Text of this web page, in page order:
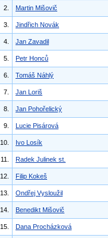
2. Martin Mišovič
3. Jindřich Novák
4. Jan Zavadil
5. Petr Honců
6. Tomáš Náhlý
7. Jan Loriš
8. Jan Pohořelický
9. Lucie Pisárová
10. Ivo Losík
11. Radek Julinek st.
12. Filip Kokeš
13. Ondřej Vysloužil
14. Benedikt Mišovič
15. Dana Procházková